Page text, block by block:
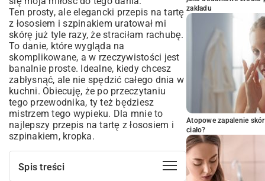
Ten prosty, ale elegancki przepis na tartę
z łososiem i szpinakiem uratował mi
skórę już tyle razy, że straciłam rachubę.
To danie, które wygląda na
skomplikowane, a w rzeczywistości jest
banalnie proste. Idealne, kiedy chcesz
zabłysnąć, ale nie spędzić całego dnia w
kuchni. Obiecuję, że po przeczytaniu
tego przewodnika, ty też będziesz
mistrzem tego wypieku. Dla mnie to
najlepszy przepis na tartę z łososiem i
szpinakiem, kropka.
Spis treści
zakładu
Atopowe zapalenie
ciało?